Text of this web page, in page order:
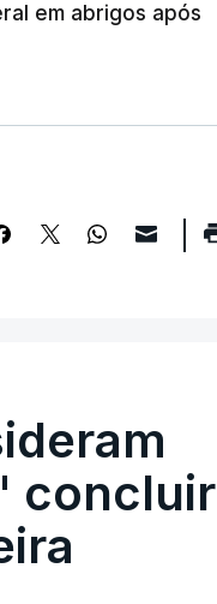
em abrigos após
concluir